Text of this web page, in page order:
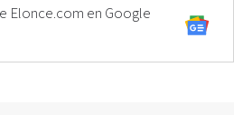
Elonce.com en Google